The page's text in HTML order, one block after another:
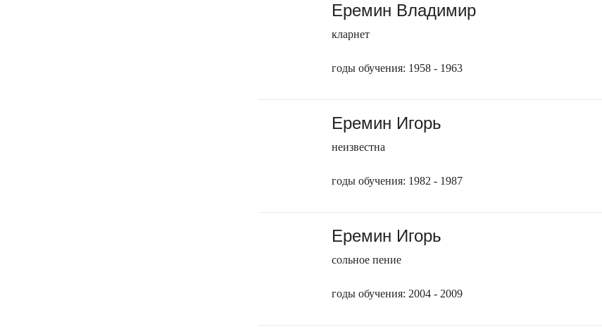
Еремин Владимир
кларнет
годы обучения: 1958 - 1963
Еремин Игорь
неизвестна
годы обучения: 1982 - 1987
Еремин Игорь
сольное пение
годы обучения: 2004 - 2009